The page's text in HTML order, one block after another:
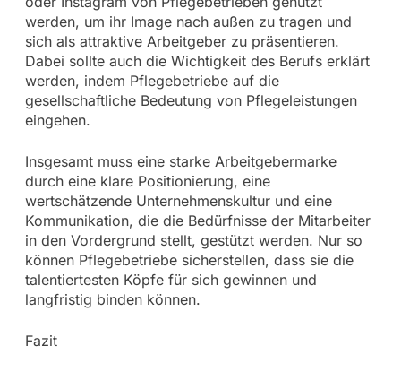
werden, um ihr Image nach außen zu tragen und
sich als attraktive Arbeitgeber zu präsentieren.
Dabei sollte auch die Wichtigkeit des Berufs erklärt
werden, indem Pflegebetriebe auf die
gesellschaftliche Bedeutung von Pflegeleistungen
eingehen.
Insgesamt muss eine starke Arbeitgebermarke
durch eine klare Positionierung, eine
wertschätzende Unternehmenskultur und eine
Kommunikation, die die Bedürfnisse der Mitarbeiter
in den Vordergrund stellt, gestützt werden. Nur so
können Pflegebetriebe sicherstellen, dass sie die
talentiertesten Köpfe für sich gewinnen und
langfristig binden können.
Fazit